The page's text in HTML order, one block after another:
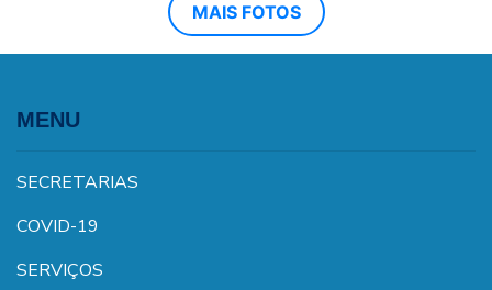
MAIS FOTOS
MENU
SECRETARIAS
COVID-19
SERVIÇOS